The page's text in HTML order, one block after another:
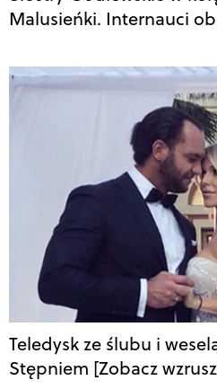
Malusieńki. Internauci
Teledysk ze ślubu i
Stępniem [Zobacz